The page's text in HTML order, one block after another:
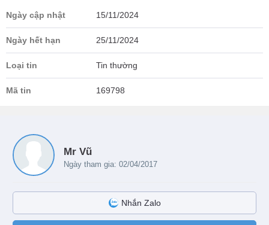
Ngày cập nhật 15/11/2024
Ngày hết hạn 25/11/2024
Loại tin Tin thường
Mã tin 169798
Mr Vũ
Ngày tham gia: 02/04/2017
Nhắn Zalo